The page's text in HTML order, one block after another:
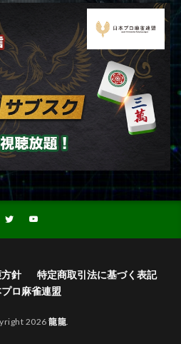
針
特定商取引法に基づく表記
プロ麻雀連盟
2026 龍龍.